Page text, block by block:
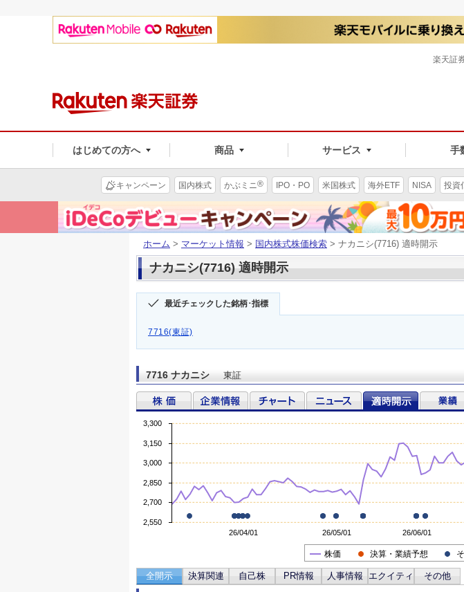
はじめての方へ 商品 サービス 手
楽天証
キャンペーン 国内株式 かぶミニ® IPO・PO 米国株式 海外ETF NISA 投資
ホーム > マーケット情報 > 国内株式株価検索 > ナカニシ(7716) 適時開示
ナカニシ(7716) 適時開示
最近チェックした銘柄･指標
7716(東証)
7716 ナカニシ 東証